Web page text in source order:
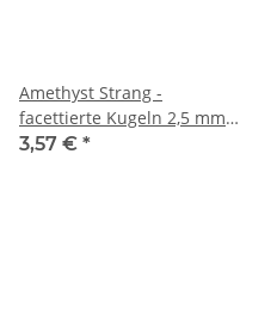
Amethyst Strang -
facettierte Kugeln 2,5 mm
lila, Länge 38 cm /6544
3,57 € *